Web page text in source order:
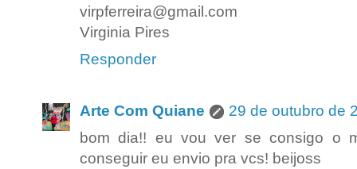
virpferreira@gmail.com
Virginia Pires
Responder
Arte Com Quiane
29 de outubro de
bom dia!! eu vou ver se consigo o
conseguir eu envio pra vcs! beijoss